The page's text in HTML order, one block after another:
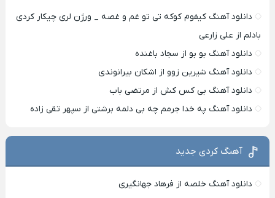
دانلود آهنگ کیفوم کوکه تی تو غم و غصه _ ورژن لری چیکار کردی
بادلم از علی زارعی
دانلود آهنگ بو بو از سجاد باغنده
دانلود آهنگ شیرین زوو از اشکان بیرانوندی
دانلود آهنگ بی کس کش از مرتضی باب
دانلود آهنگ په خدا جرمم چه بی دلمه برشتی از سپهر تقی زاده
آهنگ کردی جدید
دانلود آهنگ خلصه از فرهاد جهانگیری